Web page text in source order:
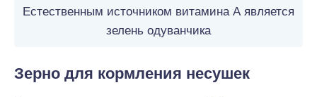
Естественным источником витамина А является
зелень одуванчика
Зерно для кормления несушек